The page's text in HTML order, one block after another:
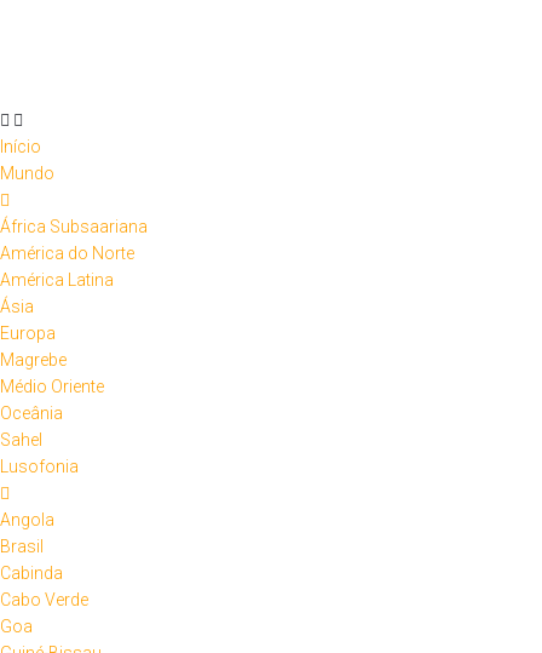
Início
Mundo
África Subsaariana
América do Norte
América Latina
Ásia
Europa
Magrebe
Médio Oriente
Oceânia
Sahel
Lusofonia
Angola
Brasil
Cabinda
Cabo Verde
Goa